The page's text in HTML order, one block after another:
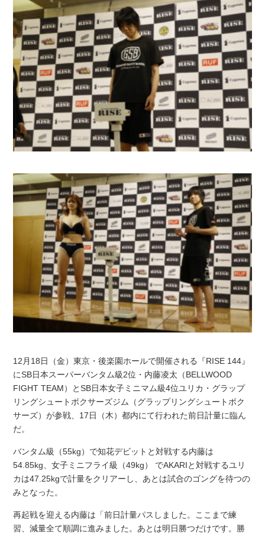
12月18日（金）東京・後楽園ホールで開催される『RISE 144』
にSB日本スーパーバンタム級2位・内藤凌太（BELLWOOD
FIGHT TEAM）とSB日本女子ミニマム級4位ユリカ・グラップ
リングシュートボクサーズジム（グラップリングシュートボク
サーズ）が参戦、17日（木）都内にて行われた前日計量に臨ん
だ。
バンタム級（55kg）で知花デビットと対戦する内藤は
54.85kg、女子ミニフライ級（49kg） でAKARIと対戦するユリ
カは47.25kgで計量をクリアーし、あとは試合のゴングを待つの
みとなった。
再起戦を迎える内藤は「前日計量パスしました。ここまで練
習、減量全て順調に進みました。あとは明日勝つだけです。勝